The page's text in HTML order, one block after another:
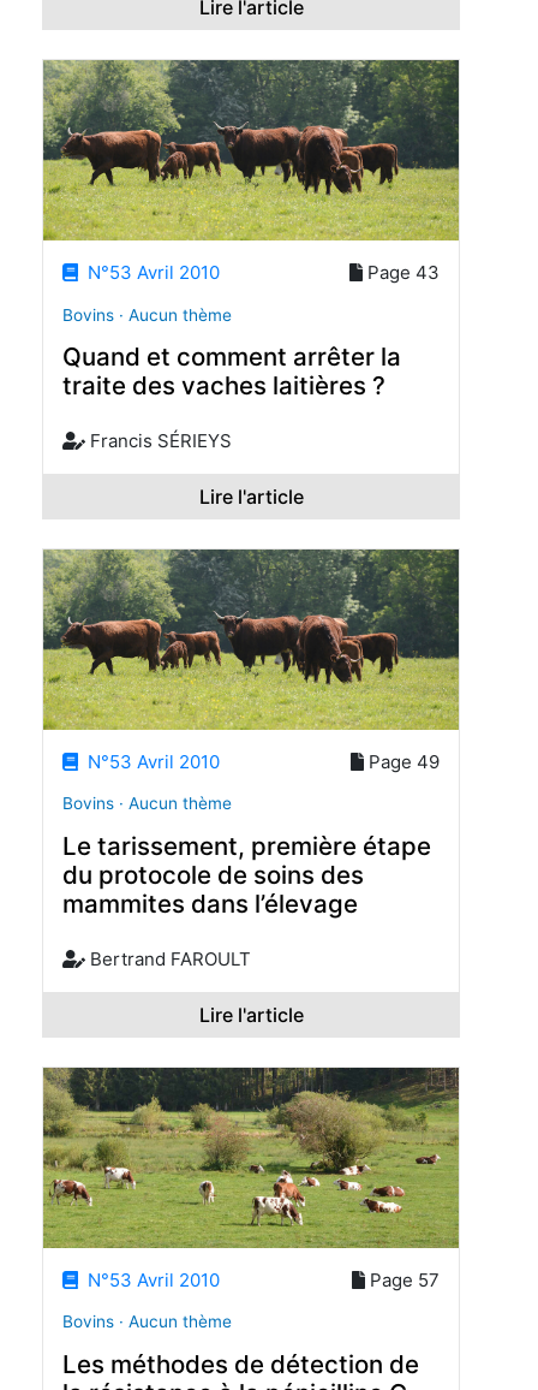
Lire l'article
N°53 Avril 2010 Page 43
Bovins · Aucun thème
Quand et comment arrêter la
traite des vaches laitières ?
Francis SÉRIEYS
Lire l'article
N°53 Avril 2010 Page 49
Bovins · Aucun thème
Le tarissement, première étape
du protocole de soins des
mammites dans l’élevage
Bertrand FAROULT
Lire l'article
N°53 Avril 2010 Page 57
Bovins · Aucun thème
Les méthodes de détection de